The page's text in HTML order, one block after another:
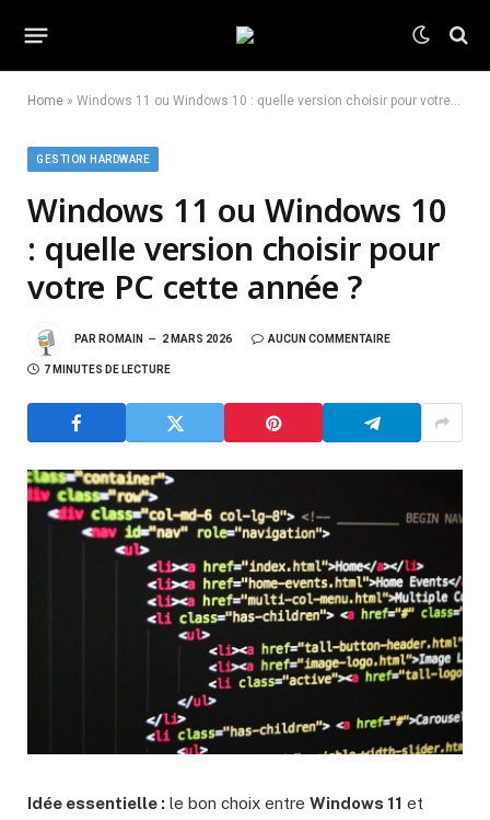
Home » Windows 11 ou Windows 10 : quelle version choisir pour votre PC cette année ?
GESTION HARDWARE
Windows 11 ou Windows 10
: quelle version choisir pour
votre PC cette année ?
PAR ROMAIN 2 MARS 2026 AUCUN COMMENTAIRE
7 MINUTES DE LECTURE
Idée essentielle : le bon choix entre Windows 11 et